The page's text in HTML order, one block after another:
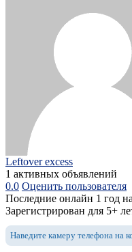
Leftover excess
1 активных объявлений
0.0 Оценить пользователя
Последние онлайн 1 год
Зарегистрирован для 5+
Наведите камеру телефона на